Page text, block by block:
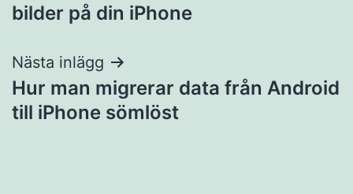
bilder på din iPhone
Nästa inlägg
Hur man migrerar data från Android
till iPhone sömlöst